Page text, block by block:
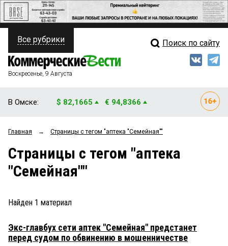
ПОЛИТИКА
ФИНАНСЫ
ОБЩЕСТВО
ЗАКОН
ПРОИСШЕСТВИЯ
СТИЛЬ ЖИЗНИ
Свежий выпуск
Мнения
Рейтинги
Все рубрики Поиск по сайту
Воскресенье, 9 Августа
В Омске: $ 82,1665 € 94,8366
Главная → Страницы c тегом "аптека "Семейная""
Страницы c тегом "аптека
"Семейная""
Найден 1 материал
Экс-главбух сети аптек "Семейная" предстанет
перед судом по обвинению в мошенничестве